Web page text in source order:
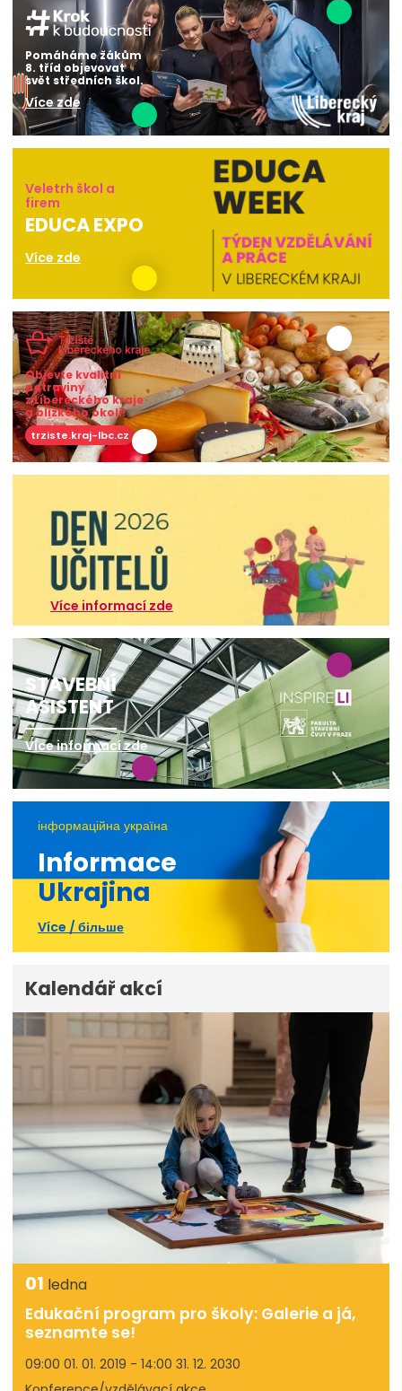
Pomáháme žákům
8. tříd objevovat
svět středních škol.
Více zde
Veletrh škol a
firem
EDUCA EXPO
Více zde
Objevte kvalitní
potraviny
z Libereckého kraje
a blízkého okolí!
trziste.kraj-lbc.cz
Více informací zde
STAVEBNÍ
ASISTENT
Více informací zde
інформаційна україна
Informace
Ukrajina
Více / більше
Kalendář akcí
01 ledna
Edukační program pro školy: Galerie a já,
seznamte se!
09:00 01. 01. 2019 - 14:00 31. 12. 2030